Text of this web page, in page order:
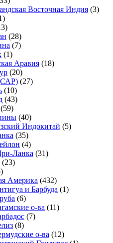
Восточная Индия (3)
(28)
(7)
(1)
Аравия (18)
(20)
(27)
(10)
(43)
(59)
(40)
Индокитай (5)
(35)
(4)
Ланка (31)
(23)
Америка (432)
и Барбуда (1)
(6)
о-ва (11)
(7)
(8)
о-ва (12)